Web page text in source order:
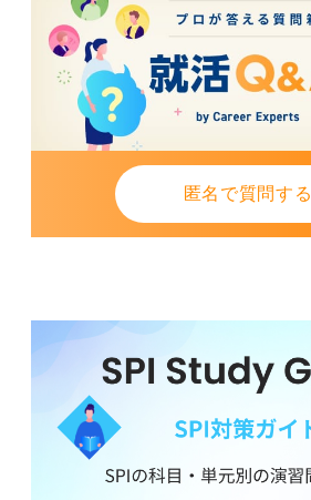
匿名で質問する